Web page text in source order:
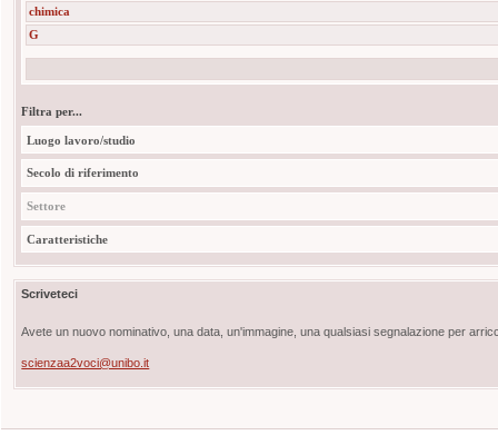
chimica
G
Filtra per...
Luogo lavoro/studio
Secolo di riferimento
Settore
Caratteristiche
Scriveteci
Avete un nuovo nominativo, una data, un'immagine, una qualsiasi segnalazione per
scienzaa2voci@unibo.it